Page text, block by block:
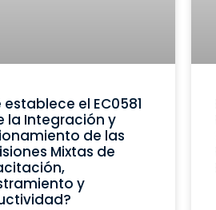
establece el EC0581
la Integración y
de las
Mixtas de
y